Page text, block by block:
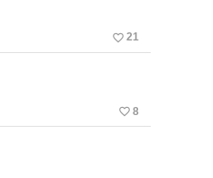
favorite_border 21
favorite_border 8